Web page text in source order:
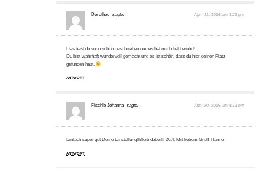
Dorothee sagte: April 21, 2016 um 3:22 pm
Das hast du sooo schön geschrieben und es hat mich tief berührt!
Du bist wahrhaft wundervoll gemacht und es ist schön, dass du hier deinen Platz
gefunden hast.
ANTWORT
Fischle Johanna sagte: April 20, 2016 um 8:13 pm
Einfach super gut Deine Einstellung!!Bleib dabei!!! 20.4. Mit liebem Gruß Hanne
ANTWORT